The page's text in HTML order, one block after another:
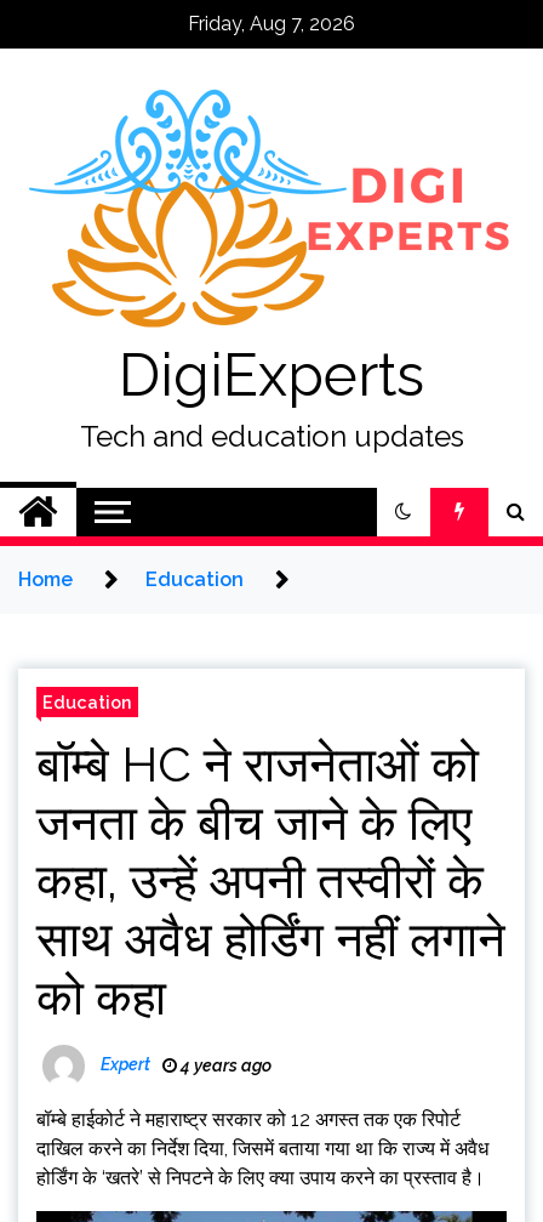
Friday, Aug 7, 2026
DigiExperts
Tech and education updates
Home Education
Education
बॉम्बे HC ने राजनेताओं को
जनता के बीच जाने के लिए
कहा, उन्हें अपनी तस्वीरों के
साथ अवैध होर्डिंग नहीं लगाने
को कहा
Expert 4 years ago
बॉम्बे हाईकोर्ट ने महाराष्ट्र सरकार को 12 अगस्त तक एक रिपोर्ट
दाखिल करने का निर्देश दिया, जिसमें बताया गया था कि राज्य में अवैध
होर्डिंग के ‘खतरे’ से निपटने के लिए क्या उपाय करने का प्रस्ताव है।